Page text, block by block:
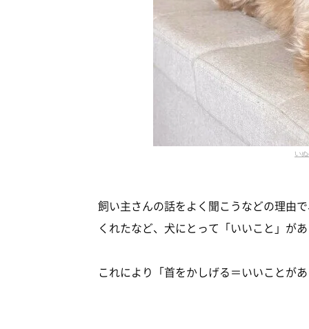
い
飼い主さんの話をよく聞こうなどの理由
くれたなど、犬にとって「いいこと」が
これにより「首をかしげる＝いいことが